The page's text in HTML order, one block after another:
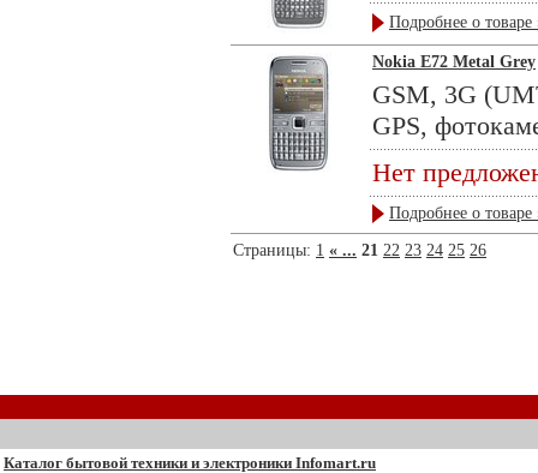
Подробнее о товаре
Nokia E72 Metal Grey
GSM, 3G
GPS,
Нет
Подробнее о товаре
Страницы: 1 « ... 21 22 23 24 25 26
Каталог бытовой техники и электроники Infomart.ru